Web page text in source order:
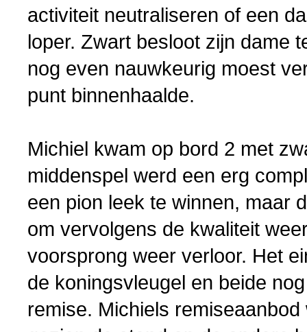
activiteit neutraliseren of een
loper. Zwart besloot zijn dame
nog even nauwkeurig moest
punt binnenhaalde.
Michiel kwam op bord 2 met
middenspel werd een erg
een pion leek te winnen, maar
om vervolgens de kwaliteit
voorsprong weer verloor. Het
de koningsvleugel en beide
remise. Michiels